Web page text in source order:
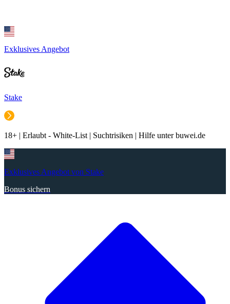
Exklusives Angebot
Stake
18+ | Erlaubt - White-List | Suchtrisiken | Hilfe unter buwei.de
Exklusives Angebot von Stake
Bonus sichern